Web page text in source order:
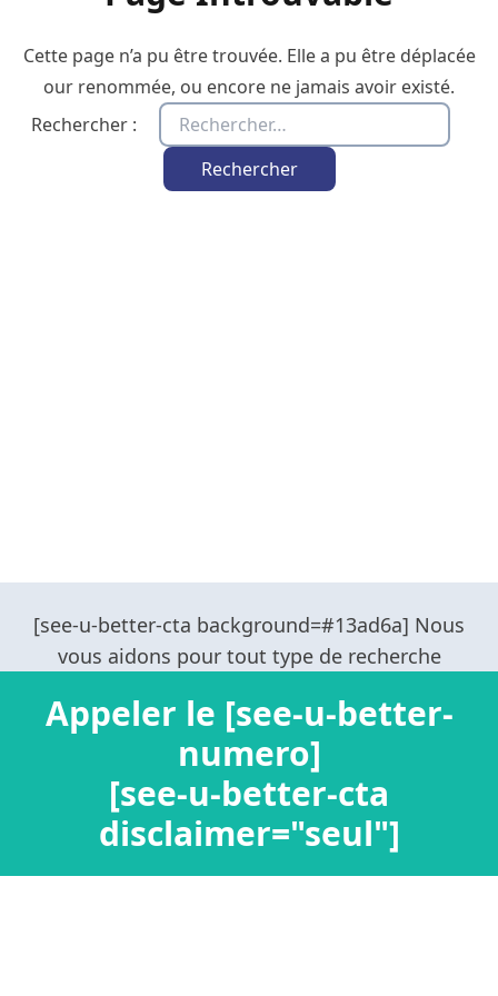
Cette page n’a pu être trouvée. Elle a pu être déplacée
our renommée, ou encore ne jamais avoir existé.
Rechercher :
Appeler le [see-u-better-
numero]
[see-u-better-cta
disclaimer="seul"]